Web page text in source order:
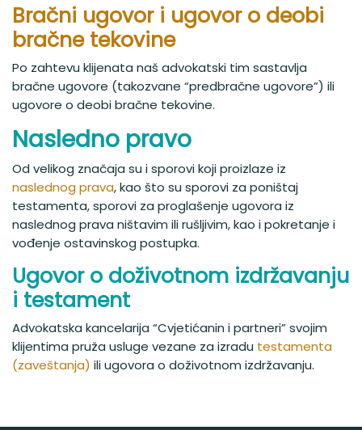
Bračni ugovor i ugovor o deobi
bračne tekovine
Po zahtevu klijenata naš advokatski tim sastavlja
bračne ugovore (takozvane “predbračne ugovore”) ili
ugovore o deobi bračne tekovine.
Nasledno pravo
Od velikog značaja su i sporovi koji proizlaze iz
naslednog prava, kao što su sporovi za poništaj
testamenta, sporovi za proglašenje ugovora iz
naslednog prava ništavim ili rušljivim, kao i pokretanje i
vođenje ostavinskog postupka.
Ugovor o doživotnom izdržavanju
i testament
Advokatska kancelarija “Cvjetićanin i partneri” svojim
klijentima pruža usluge vezane za izradu testamenta
(zaveštanja) ili ugovora o doživotnom izdržavanju.